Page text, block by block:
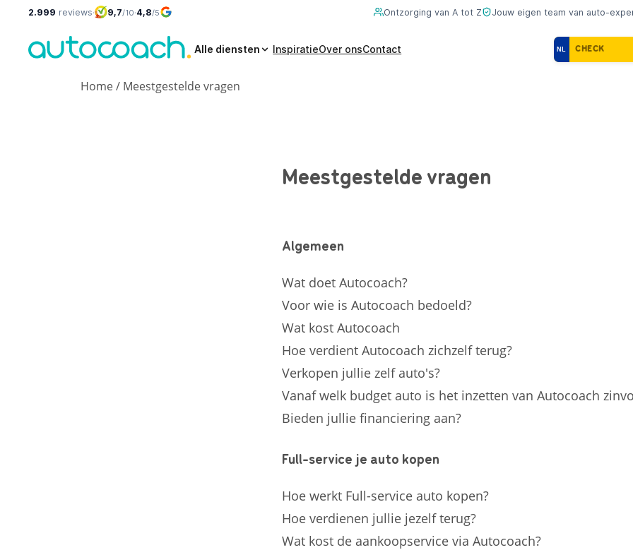
2.999 reviews· 9,7/10·4,8/5 Ontzorging van A tot Z Jouw eigen team van auto-
Alle diensten InspiratieOver onsContact NL
Home/ Meestgestelde vragen
Meestgestelde vragen
Algemeen
Wat doet Autocoach?
Voor wie is Autocoach bedoeld?
Wat kost Autocoach
Hoe verdient Autocoach zichzelf terug?
Verkopen jullie zelf auto's?
Vanaf welk budget auto is het inzetten van Autocoach
Bieden jullie financiering aan?
Full-service je auto kopen
Hoe werkt Full-service auto kopen?
Hoe verdienen jullie jezelf terug?
Wat kost de aankoopservice via Autocoach?